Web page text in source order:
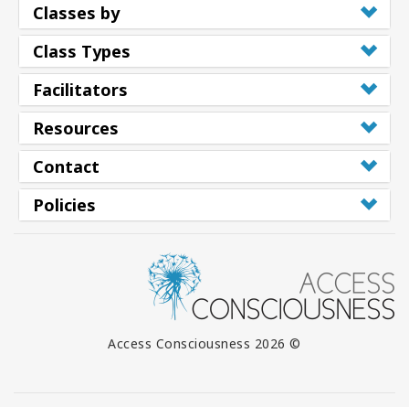
Classes by
Class Types
Facilitators
Resources
Contact
Policies
© 2026 Access Consciousness